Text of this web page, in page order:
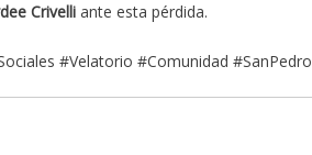
Crivelli ante esta pérdida.
#Velatorio #Comunidad #SanPedro